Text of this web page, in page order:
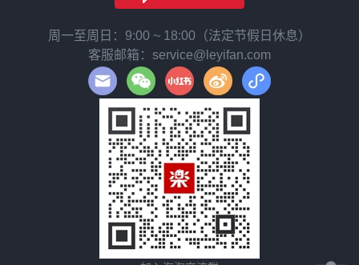
周一至周日：9:00 ~ 18:00（法定节假日休息）
客服邮箱：service@leyifan.com